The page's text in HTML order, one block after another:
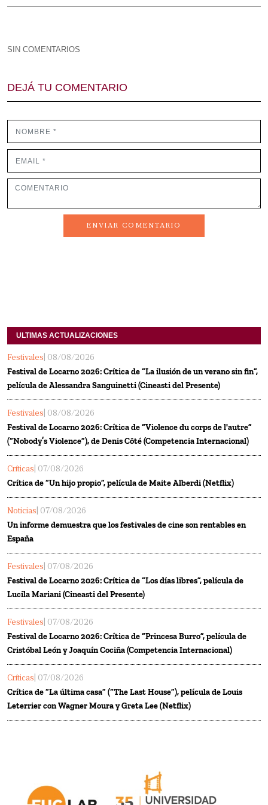
SIN COMENTARIOS
DEJÁ TU COMENTARIO
ENVIAR COMENTARIO
ULTIMAS ACTUALIZACIONES
Festivales | 08/08/2026
Festival de Locarno 2026: Crítica de “La ilusión de un verano sin fin”,
película de Alessandra Sanguinetti (Cineasti del Presente)
Festivales | 08/08/2026
Festival de Locarno 2026: Crítica de “Violence du corps de l'autre”
(“Nobody’s Violence”), de Denis Côté (Competencia Internacional)
Críticas | 07/08/2026
Crítica de “Un hijo propio”, película de Maite Alberdi (Netflix)
Noticias | 07/08/2026
Un informe demuestra que los festivales de cine son rentables en
España
Festivales | 07/08/2026
Festival de Locarno 2026: Crítica de “Los días libres”, película de
Lucila Mariani (Cineasti del Presente)
Festivales | 07/08/2026
Festival de Locarno 2026: Crítica de “Princesa Burro”, película de
Cristóbal León y Joaquín Cociña (Competencia Internacional)
Críticas | 07/08/2026
Crítica de “La última casa” (“The Last House”), película de Louis
Leterrier con Wagner Moura y Greta Lee (Netflix)